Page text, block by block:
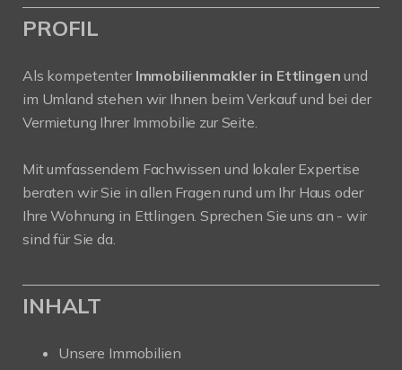
PROFIL
Als kompetenter Immobilienmakler in Ettlingen und
im Umland stehen wir Ihnen beim Verkauf und bei der
Vermietung Ihrer Immobilie zur Seite.
Mit umfassendem Fachwissen und lokaler Expertise
beraten wir Sie in allen Fragen rund um Ihr Haus oder
Ihre Wohnung in Ettlingen. Sprechen Sie uns an - wir
sind für Sie da.
INHALT
Unsere Immobilien